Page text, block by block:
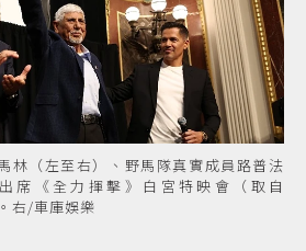
林（左至右）、野馬隊真實成員路普法
席《全力揮擊》白宮特映會（取自
右/車庫娛樂